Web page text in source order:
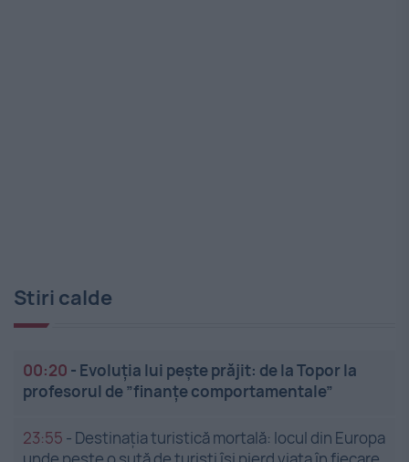
Stiri calde
00:20 - Evoluția lui pește prăjit: de la Topor la
profesorul de ”finanțe comportamentale”
23:55 - Destinația turistică mortală: locul din Europa